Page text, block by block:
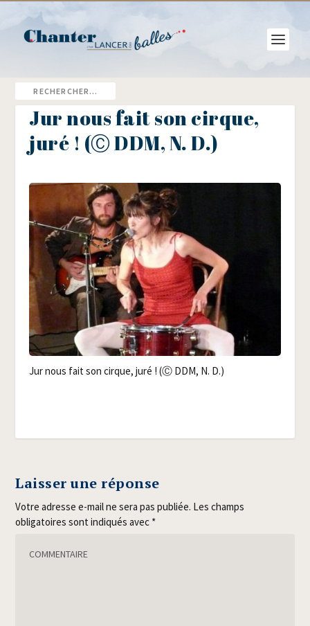
Jur nous fait son cirque,
juré ! (Ⓒ DDM, N. D.)
Jur nous fait son cirque, juré ! (Ⓒ DDM, N. D.)
Laisser une réponse
Votre adresse e-mail ne sera pas publiée. Les champs
obligatoires sont indiqués avec *